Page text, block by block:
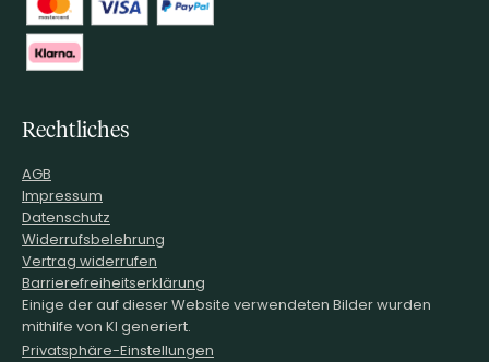
Rechtliches
AGB
Impressum
Datenschutz
Widerrufsbelehrung
Vertrag widerrufen
Barrierefreiheitserklärung
Einige der auf dieser Website verwendeten Bilder wurden
mithilfe von KI generiert.
Privatsphäre-Einstellungen